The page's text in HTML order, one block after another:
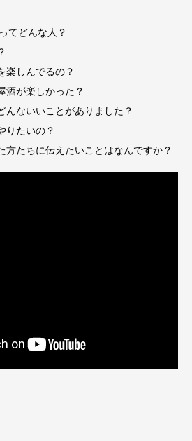
てどんな人？
楽しんでるの？
酒が楽しかった？
んないいことがありました？
りたいの？
方たちに伝えたいことはなんですか？